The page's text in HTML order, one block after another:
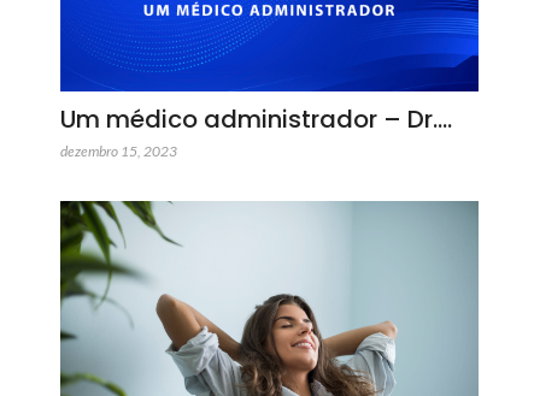
Um médico administrador – Dr.…
dezembro 15, 2023